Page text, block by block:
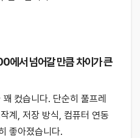
서 넘어갈 만큼 차이가 큰
컸습니다. 단순히 풀프레
계, 저장 방식, 컴퓨터 연동
좋아졌습니다.